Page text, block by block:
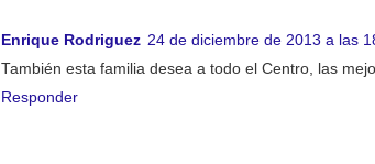
Enrique Rodriguez 24 de diciembre de 2013 a las
También esta familia desea a todo el Centro, las
Responder